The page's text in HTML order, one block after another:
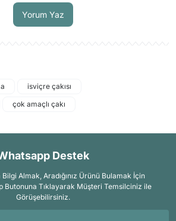
Yorum Yaz
isviçre çakısı
çok amaçlı çakı
Destek
Almak, Aradığınız Ürünü Bulamak İçin
Butonuna Tıklayarak Müşteri Temsilciniz ile
Görüşebilirsiniz.